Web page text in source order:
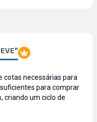
cotas necessárias para
para comprar
criando um ciclo de